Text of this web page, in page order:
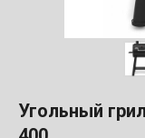
Угольный